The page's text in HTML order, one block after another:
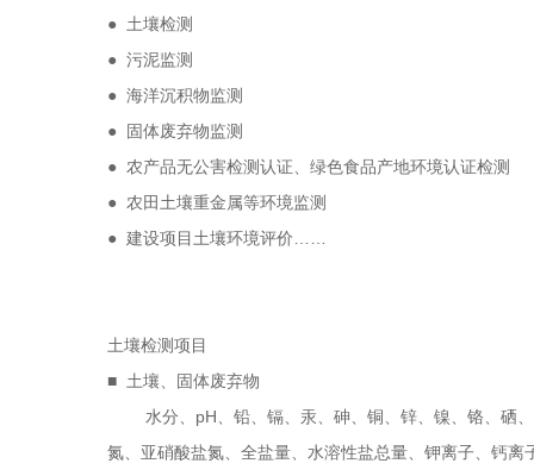
● 土壤检测
● 污泥监测
● 海洋沉积物监测
● 固体废弃物监测
● 农产品无公害检测认证、绿色食品产地环境认证检测
● 农田土壤重金属等环境监测
● 建设项目土壤环境评价……
土壤检测项目
■ 土壤、固体废弃物
水分、pH、铅、镉、汞、砷、铜、锌、镍、铬、硒、
氮、亚硝酸盐氮、全盐量、水溶性盐总量、钾离子、钙